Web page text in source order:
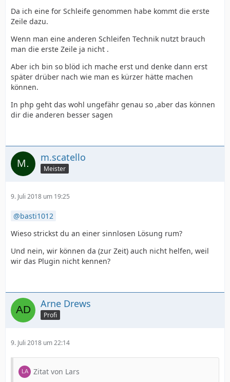
Da ich eine for Schleife genommen habe kommt die erste
Zeile dazu.
Wenn man eine anderen Schleifen Technik nutzt brauch
man die erste Zeile ja nicht .
Aber ich bin so blöd ich mache erst und denke dann erst
später drüber nach wie man es kürzer hätte machen
können.
In php geht das wohl ungefähr genau so ,aber das können
dir die anderen besser sagen
m.scatello
Meister
9. Juli 2018 um 19:25
basti1012
Wieso strickst du an einer sinnlosen Lösung rum?
Und nein, wir können da (zur Zeit) auch nicht helfen, weil
wir das Plugin nicht kennen?
Arne Drews
Profi
9. Juli 2018 um 22:14
Zitat von Lars